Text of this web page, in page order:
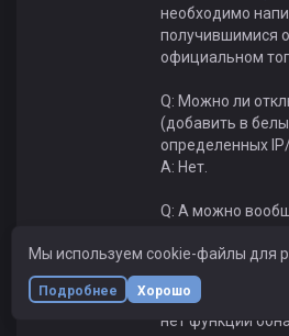
необходимо
получившимися
официальном
Q: Можно ли
(добавить в
определенных
А: Нет.
Q: А можно
А: Нет.
Q: В какой из
нет функции
Мы используем cookie-файлы для
Подробнее Хорошо